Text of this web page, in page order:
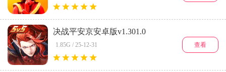
决战平安京安卓版v1.301.0
1.85G / 25-12-31 查看